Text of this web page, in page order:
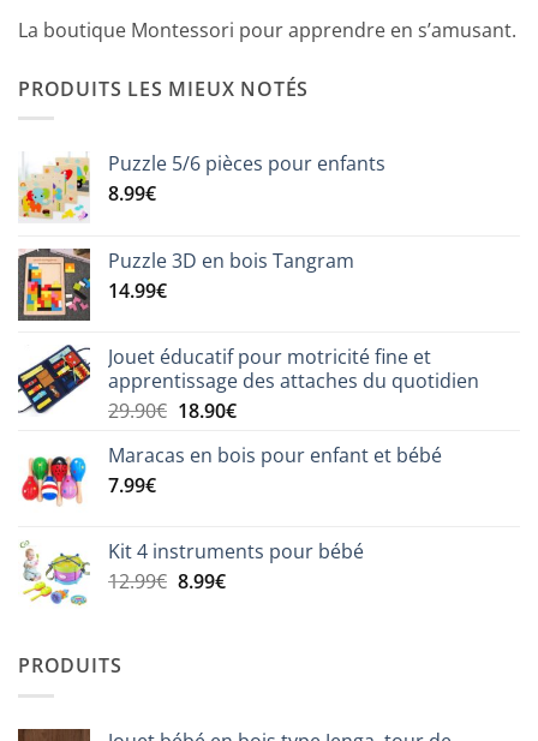
La boutique Montessori pour apprendre en s’amusant.
PRODUITS LES MIEUX NOTÉS
Puzzle 5/6 pièces pour enfants
8.99€
Puzzle 3D en bois Tangram
14.99€
Jouet éducatif pour motricité fine et
apprentissage des attaches du quotidien
29.90€ Le
initial
18.90€Le
actuel
Maracas en bois pour enfant et bébé
7.99€
Kit 4 instruments pour bébé
12.99€ Le
8.99€Le
PRODUITS